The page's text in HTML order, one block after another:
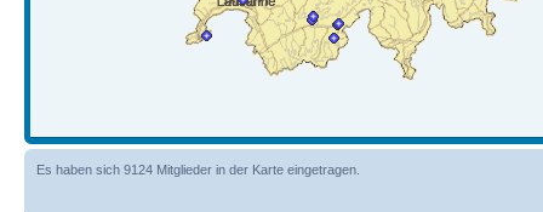
Es haben sich 9124 Mitglieder in der Karte eingetragen.